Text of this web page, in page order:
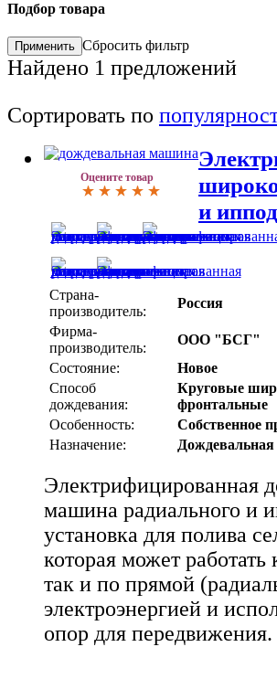
Подбор товара
Сбросить фильтр
Найдено 1 предложений
Сортировать по
Оцените товар
и
Страна-
производитель:
Россия
Фирма-
производитель:
ООО "БСГ"
Состояние:
Новое
Способ
дождевания:
Круговые
фронтальные
Особенность:
Собственное
Назначение:
Электрифицированная
машина радиального и
установка для полива
которая может
так и по прямой
электроэнергией и
опор для передвижения.